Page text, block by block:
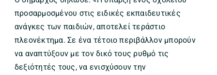
προσαρμοσμένου στις ειδικές εκπαιδευτικές
ανάγκες των παιδιών, αποτελεί τεράστιο
πλεονέκτημα. Σε ένα τέτοιο περιβάλλον μπορούν
να αναπτύξουν με τον δικό τους ρυθμό τις
δεξιότητές τους, να ενισχύσουν την